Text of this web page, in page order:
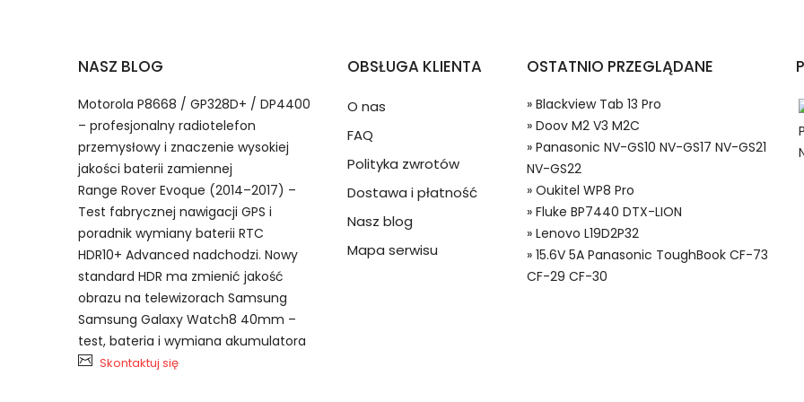
Dzięki ochronie kupujących w systemie PayPal możesz odzyskać całkowitą wartość
przedmiot do Ciebie nie dotrze lub będzie się znacznie różnić od opisu.
Numer produktu ładowarki
Model urządzenia
Numer produktu baterii
Doov C32N1905 bateria, C32N1905 Baterie do Smartfonów i Telefonów, Alternatywna bateria do
NASZ BLOG
Motorola P8668 / GP328D+ / DP4400
– profesjonalny radiotelefon
przemysłowy i znaczenie wysokiej
jakości baterii zamiennej
Range Rover Evoque (2014–2017) –
Test fabrycznej nawigacji GPS i
poradnik wymiany baterii RTC
HDR10+ Advanced nadchodzi. Nowy
standard HDR ma zmienić jakość
obrazu na telewizorach Samsung
Samsung Galaxy Watch8 40mm –
test, bateria i wymiana akumulatora
Skontaktuj się
OBSŁUGA KLIENTA
O nas
FAQ
Polityka zwrotów
Dostawa i płatność
Nasz blog
Mapa serwisu
OSTATNIO PRZEGLĄDANE
» Blackview Tab 13 Pro
» Doov M2 V3 M2C
» Panasonic NV-GS10 NV-GS17 NV-GS21
NV-GS22
» Oukitel WP8 Pro
» Fluke BP7440 DTX-LION
» Lenovo L19D2P32
» 15.6V 5A Panasonic ToughBook CF-73
CF-29 CF-30